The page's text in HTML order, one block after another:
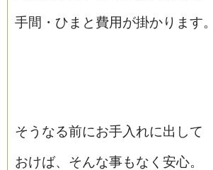
手間・ひまと費用が掛かります。
そうなる前にお手入れに出して
おけば、そんな事もなく安心。